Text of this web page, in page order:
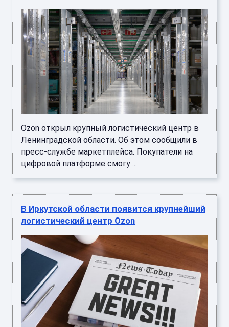
Ozon открыл крупный логистический центр в
Ленинградской области. Об этом сообщили в
пресс-службе маркетплейса. Покупатели на
цифровой платформе смогу ...
В Иркутской области появится крупнейший
логистический центр Ozon